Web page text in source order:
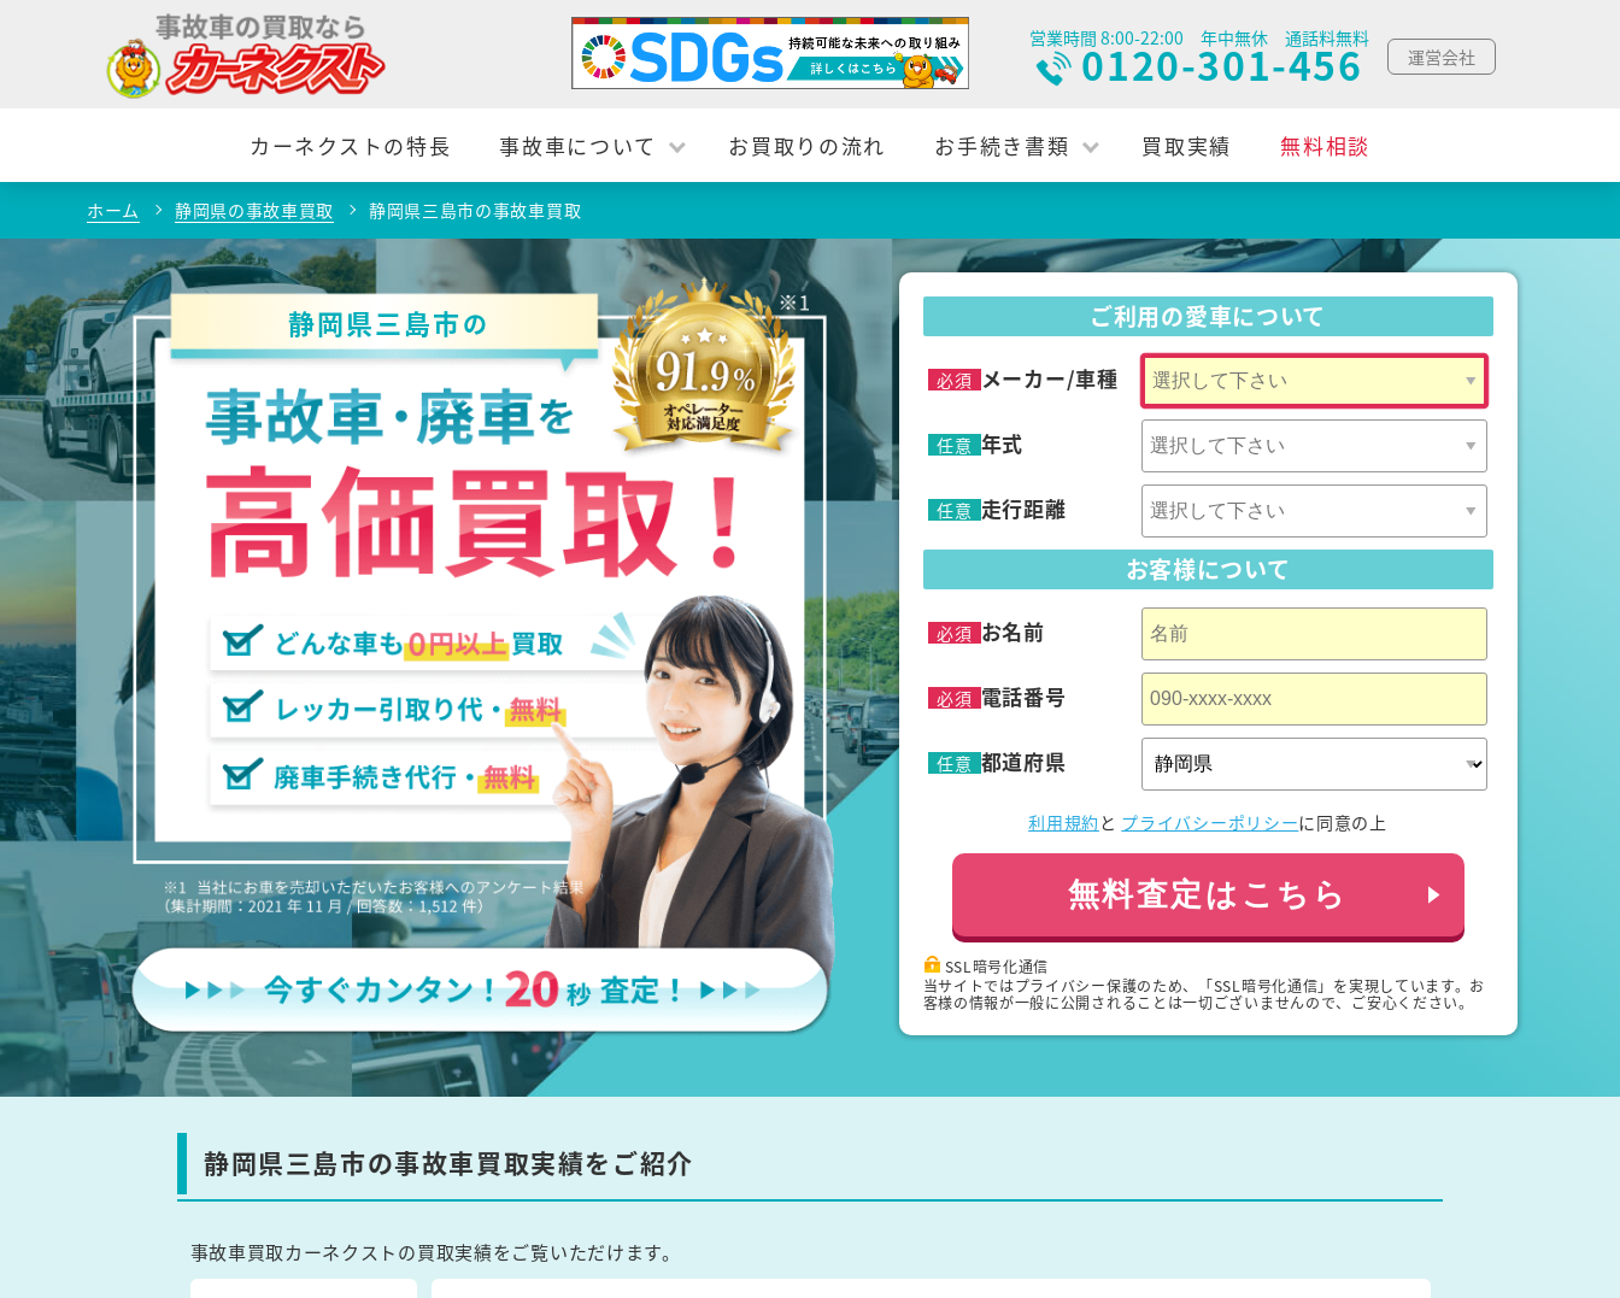
営業時間 8:00-22:00 年中無休 通話料無料
0120-301-456 運営会社
カーネクストの特長 事故車について お買取りの流れ お手続き書類 買取実績 無料相談
ホーム 静岡県の事故車買取 静岡県三島市の事故車買取
静岡県三島市の ご利用の愛車について
必須 メーカー/車種
任意 年式
任意 走行距離
お客様について
必須 お名前
必須 電話番号
任意 都道府県
利用規約 と プライバシーポリシーに同意の上
無料査定はこちら
SSL暗号化通信
当サイトではプライバシー保護のため、「SSL暗号化通信」を実現しています。お
客様の情報が一般に公開されることは一切ございませんので、ご安心ください。
静岡県三島市の事故車買取実績をご紹介
事故車買取カーネクストの買取実績をご覧いただけます。